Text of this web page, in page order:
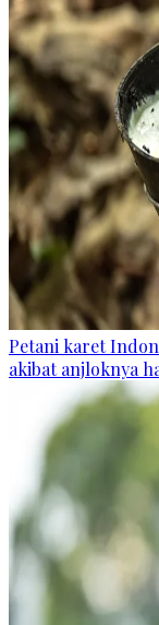
Petani karet
akibat anjloknya